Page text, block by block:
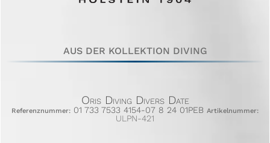
AUS DER KOLLEKTION DIVING
Oris Diving Divers Date
Referenznummer: 01 733 7533 4154-07 8 24 01PEB Artikelnummer:
ULPN-421